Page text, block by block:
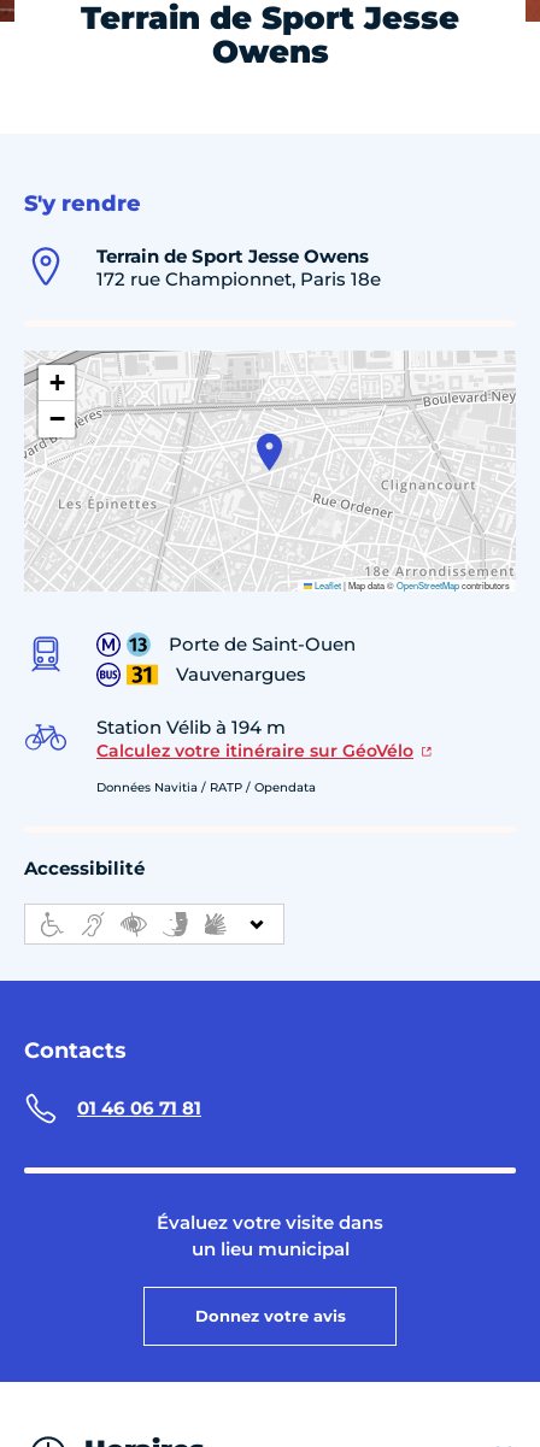
Terrain de Sport Jesse
Owens
S'y rendre
Terrain de Sport Jesse Owens
172 rue Championnet, Paris 18e
+
−
Leaflet|Map data ©OpenStreetMapcontributors
Porte de Saint-Ouen
Vauvenargues
Station Vélib à 194 m
Calculez votre itinéraire sur GéoVélo
Données Navitia / RATP / Opendata
Accessibilité
Contacts
01 46 06 71 81
Évaluez votre visite dans
un lieu municipal
Donnez votre avis